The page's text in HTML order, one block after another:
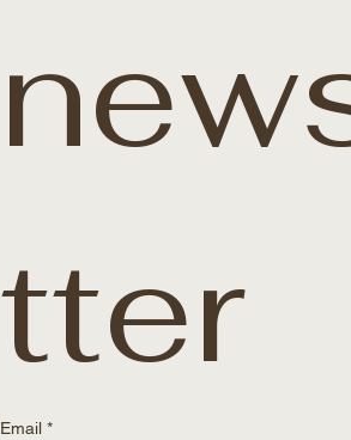
tter
Email *